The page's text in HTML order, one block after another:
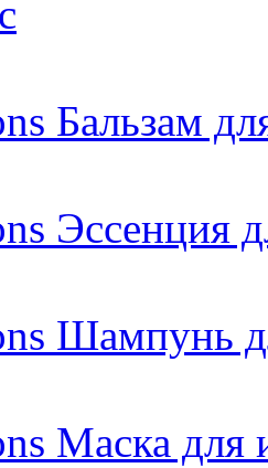
Бальзам
Эссенция
Шампунь
Маска для